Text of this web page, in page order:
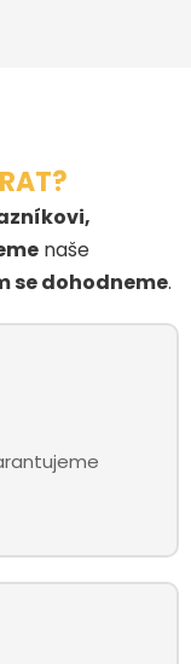
naše
se dohodneme.